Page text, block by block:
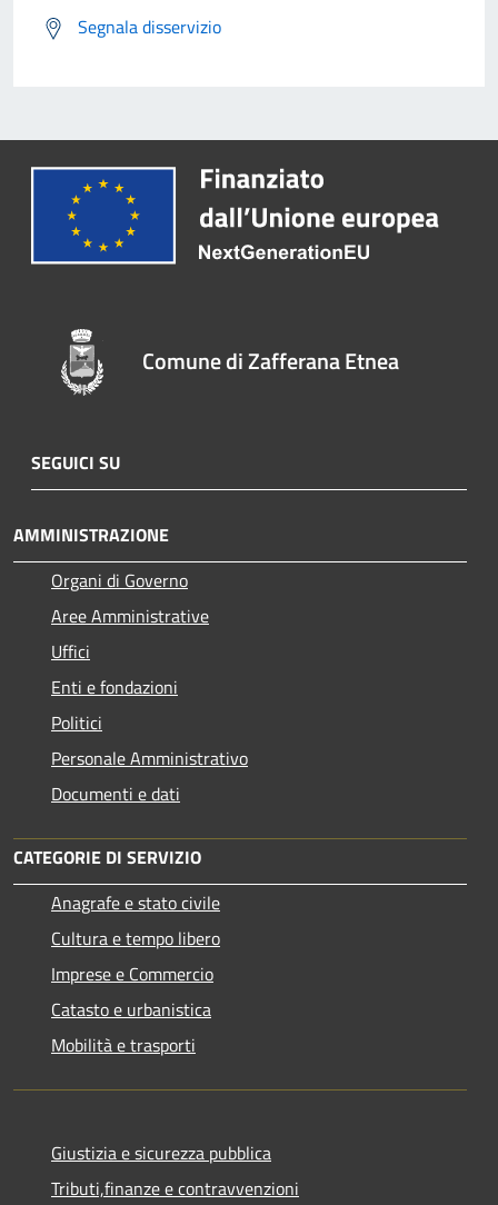
Segnala disservizio
Comune di Zafferana Etnea
SEGUICI SU
AMMINISTRAZIONE
Organi di Governo
Aree Amministrative
Uffici
Enti e fondazioni
Politici
Personale Amministrativo
Documenti e dati
CATEGORIE DI SERVIZIO
Anagrafe e stato civile
Cultura e tempo libero
Imprese e Commercio
Catasto e urbanistica
Mobilità e trasporti
Giustizia e sicurezza pubblica
Tributi,finanze e contravvenzioni